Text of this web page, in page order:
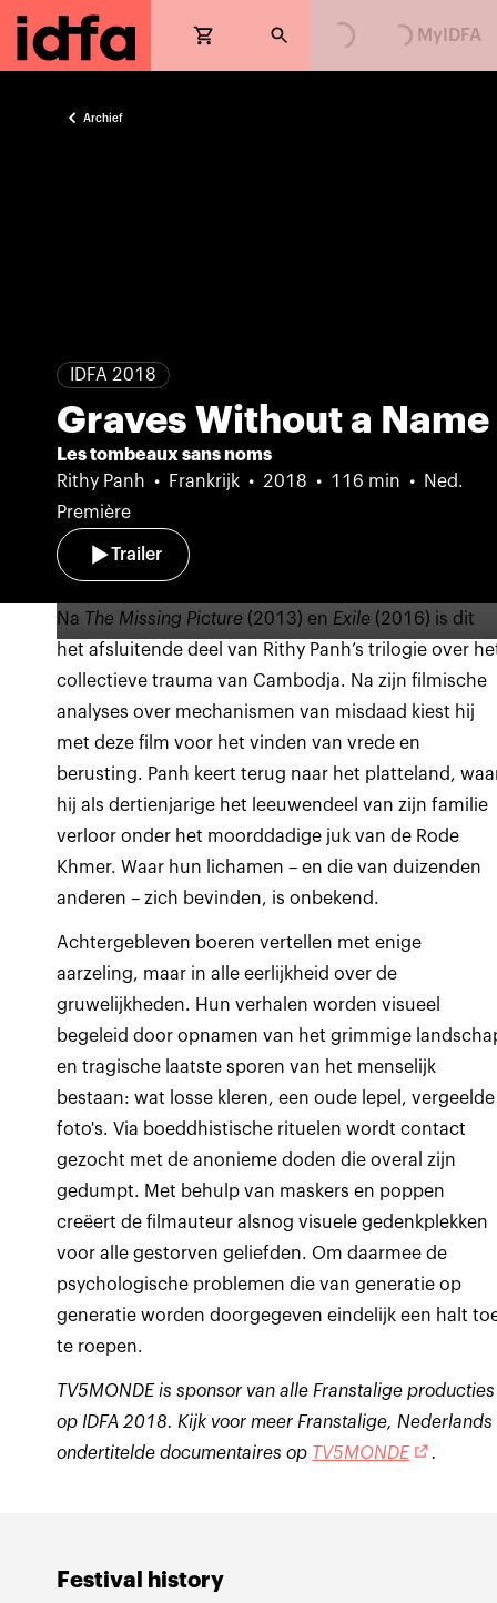
MyIDFA
Archief
IDFA 2018
Graves Without a Name
Les tombeaux sans noms
Rithy Panh
Frankrijk 2018 116 min
Ned.
Première
Trailer
Festival history
Na The Missing Picture (2013) en Exile (2016) is dit
het afsluitende deel van Rithy Panh’s trilogie over
collectieve trauma van Cambodja. Na zijn filmische
analyses over mechanismen van misdaad kiest hij
met deze film voor het vinden van vrede en
berusting. Panh keert terug naar het platteland,
hij als dertienjarige het leeuwendeel van zijn familie
verloor onder het moorddadige juk van de Rode
Khmer. Waar hun lichamen – en die van duizenden
anderen – zich bevinden, is onbekend.
Achtergebleven boeren vertellen met enige
aarzeling, maar in alle eerlijkheid over de
gruwelijkheden. Hun verhalen worden visueel
begeleid door opnamen van het grimmige
en tragische laatste sporen van het menselijk
bestaan: wat losse kleren, een oude lepel, vergeelde
foto's. Via boeddhistische rituelen wordt contact
gezocht met de anonieme doden die overal zijn
gedumpt. Met behulp van maskers en poppen
creëert de filmauteur alsnog visuele gedenkplekken
voor alle gestorven geliefden. Om daarmee de
psychologische problemen die van generatie op
generatie worden doorgegeven eindelijk een halt
te roepen.
TV5MONDE is sponsor van alle Franstalige producties
op IDFA 2018. Kijk voor meer Franstalige, Nederlands
ondertitelde documentaires op TV5MONDE .